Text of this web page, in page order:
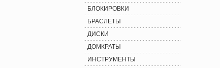
БЛОКИРОВКИ
БРАСЛЕТЫ
ДИСКИ
ДОМКРАТЫ
ИНСТРУМЕНТЫ